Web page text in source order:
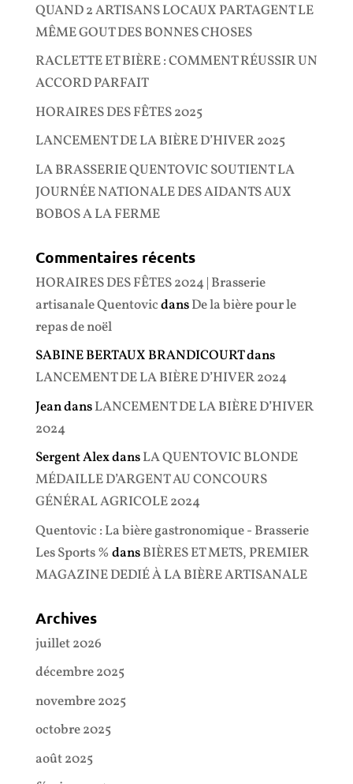
QUAND 2 ARTISANS LOCAUX PARTAGENT LE
MÊME GOUT DES BONNES CHOSES
RACLETTE ET BIÈRE : COMMENT RÉUSSIR UN
ACCORD PARFAIT
HORAIRES DES FÊTES 2025
LANCEMENT DE LA BIÈRE D’HIVER 2025
LA BRASSERIE QUENTOVIC SOUTIENT LA
JOURNÉE NATIONALE DES AIDANTS AUX
BOBOS A LA FERME
Commentaires récents
HORAIRES DES FÊTES 2024 | Brasserie
artisanale QuentovicdansDe la bière pour le
repas de noël
SABINE BERTAUX BRANDICOURTdans
LANCEMENT DE LA BIÈRE D’HIVER 2024
JeandansLANCEMENT DE LA BIÈRE D’HIVER
2024
Sergent AlexdansLA QUENTOVIC BLONDE
MÉDAILLE D’ARGENT AU CONCOURS
GÉNÉRAL AGRICOLE 2024
Quentovic : La bière gastronomique - Brasserie
Les Sports % dansBIÈRES ET METS, PREMIER
MAGAZINE DEDIÉ À LA BIÈRE ARTISANALE
Archives
juillet 2026
décembre 2025
novembre 2025
octobre 2025
août 2025